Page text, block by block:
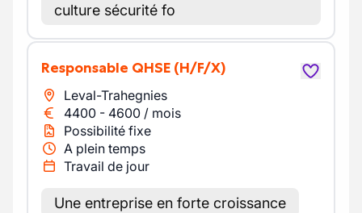
culture sécurité fo
Responsable QHSE (H/F/X)
Leval-Trahegnies
4400 - 4600 / mois
Possibilité fixe
A plein temps
Travail de jour
Une entreprise en forte croissance